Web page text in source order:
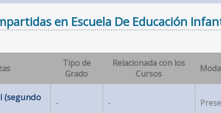
en Escuela De Educación
Tipo de
Grado
Relacionada con los
Cursos
(segundo
- -